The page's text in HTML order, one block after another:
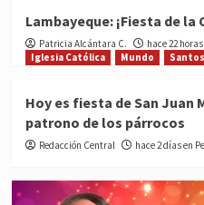
Lambayeque: ¡Fiesta de la
Patricia Alcántara C.
hace 22
Iglesia Católica
Mundo Santos
Hoy es fiesta de San Juan
patrono de los párrocos
Redacción Central hace 2 días en